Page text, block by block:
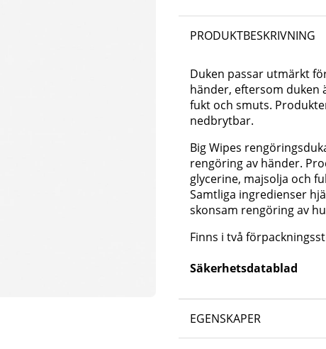
PRODUKTBESKRIVNING
Duken passar utmärkt
händer, eftersom duken
fukt och smuts.
nedbrytbar.
Big Wipes
rengöring av händer.
glycerine, majsolja och
Samtliga ingredienser
skonsam rengöring av
Finns i två
Säkerhetsdatablad
EGENSKAPER